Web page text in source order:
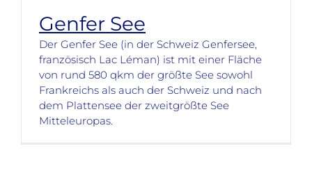
Genfer See
Der Genfer See (in der Schweiz Genfersee,
französisch Lac Léman) ist mit einer Fläche
von rund 580 qkm der größte See sowohl
Frankreichs als auch der Schweiz und nach
dem Plattensee der zweitgrößte See
Mitteleuropas.